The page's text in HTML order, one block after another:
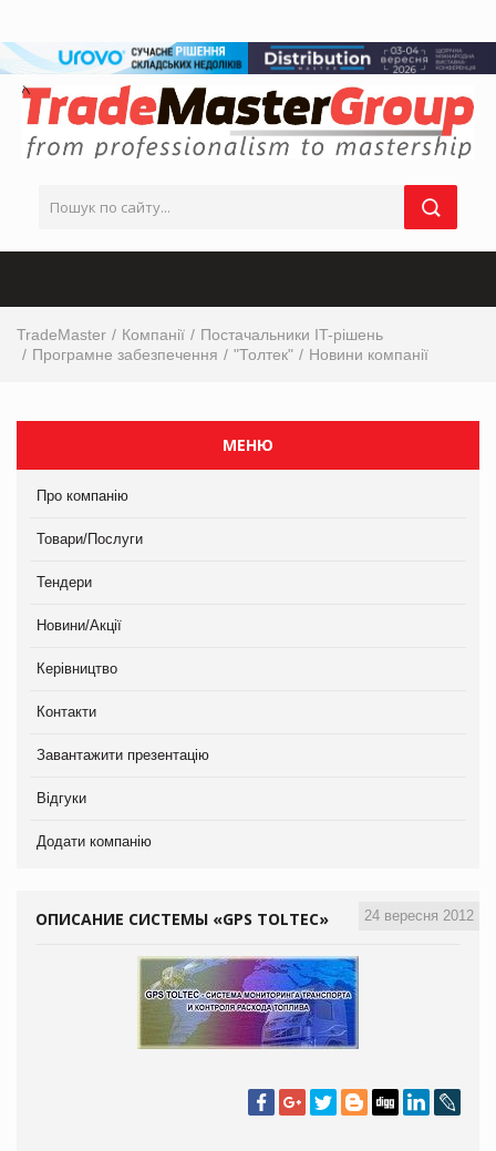
TradeMaster Компанії
Постачальники IT-рішень
Програмне забезпечення
"Толтек" Новини компанії
МЕНЮ
Про компанію
Товари/Послуги
Тендери
Новини/Акції
Керівництво
Контакти
Завантажити презентацію
Відгуки
Додати компанію
24 вересня 2012
ОПИСАНИЕ СИСТЕМЫ «GPS TOLTEC»